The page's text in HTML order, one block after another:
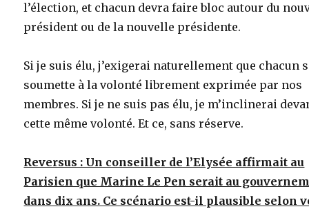
l’élection, et chacun devra faire bloc autour du
président ou de la nouvelle présidente.
Si je suis élu, j’exigerai naturellement que chacun
soumette à la volonté librement exprimée par nos
membres. Si je ne suis pas élu, je m’inclinerai
cette même volonté. Et ce, sans réserve.
Reversus : Un conseiller de l’Elysée affirmait au
Parisien que Marine Le Pen serait au
dans dix ans. Ce scénario est-il plausible selon